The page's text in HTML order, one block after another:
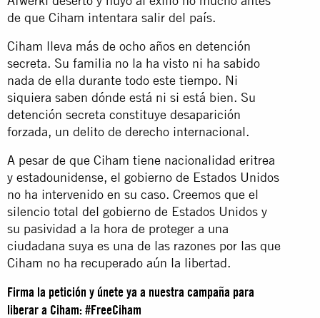
de que Ciham intentara salir del país.
Ciham lleva más de ocho años en detención
secreta. Su familia no la ha visto ni ha sabido
nada de ella durante todo este tiempo. Ni
siquiera saben dónde está ni si está bien. Su
detención secreta constituye desaparición
forzada, un delito de derecho internacional.
A pesar de que Ciham tiene nacionalidad eritrea
y estadounidense, el gobierno de Estados Unidos
no ha intervenido en su caso. Creemos que el
silencio total del gobierno de Estados Unidos y
su pasividad a la hora de proteger a una
ciudadana suya es una de las razones por las que
Ciham no ha recuperado aún la libertad.
Firma la petición y únete ya a nuestra campaña para
liberar a Ciham: #FreeCiham